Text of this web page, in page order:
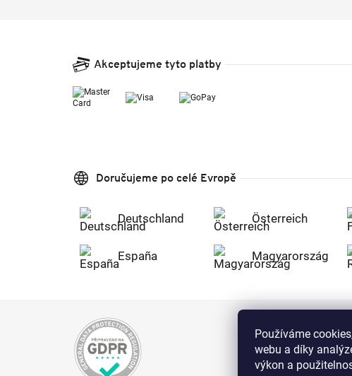
Používáme
webu a díky
výkon a
Akceptujeme tyto platby
Doručujeme po celé Evropě
Deutschland Österreich
España Magyarország